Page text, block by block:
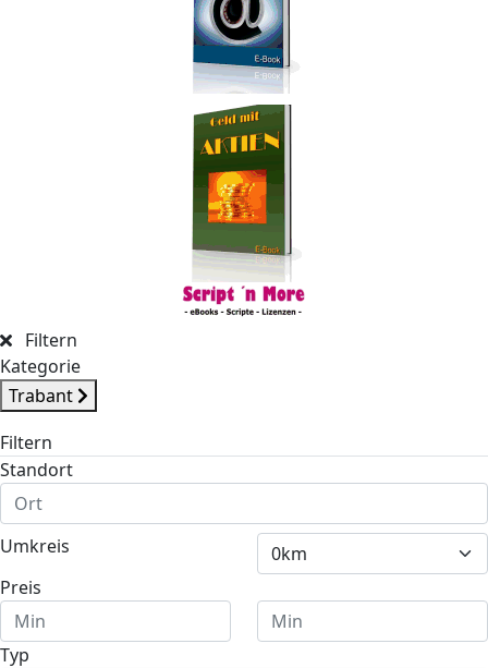
Filtern
Kategorie
Trabant
Filtern
Standort
Umkreis
Preis
Typ